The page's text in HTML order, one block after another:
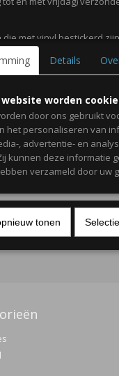
die met vinyl bestickerd
gebruiken. De ronde
groet,
Details
website worden
door ons gebruikt
het personaliseren van
, advertentie- en
kunnen deze informatie
verzameld door uw
tonen